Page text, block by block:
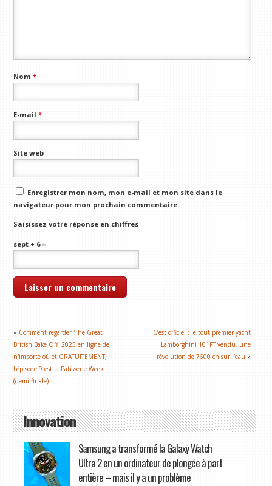
Nom*
E-mail*
Site web
Enregistrer mon nom, mon e-mail et mon site dans le
navigateur pour mon prochain commentaire.
Saisissez votre réponse en chiffres
sept + 6 =
« Comment regarder 'The Great
British Bake Off' 2025 en ligne de
n'importe où et GRATUITEMENT,
l'épisode 9 est la Patisserie Week
(demi-finale)
C’est officiel : le tout premier yacht
Lamborghini 101FT vendu, une
révolution de 7600 ch sur l’eau »
Innovation
Samsung a transformé la Galaxy Watch
Ultra 2 en un ordinateur de plongée à part
entière – mais il y a un problème